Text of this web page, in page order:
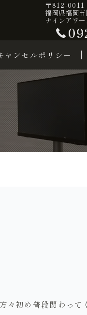
〒812-0011
福岡県福岡
ナインアワ
ャンセルポリシー
々初め普段関わって